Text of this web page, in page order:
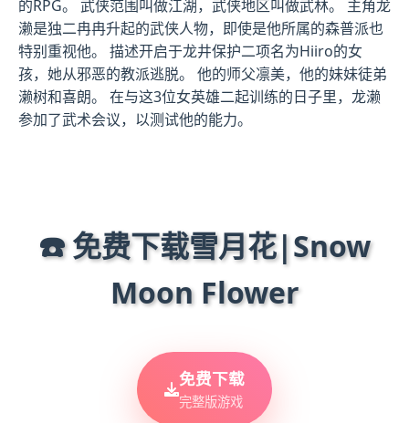
的RPG。 武侠范围叫做江湖，武侠地区叫做武林。 主角龙
濑是独二冉冉升起的武侠人物，即使是他所属的森普派也
特别重视他。 描述开启于龙井保护二项名为Hiiro的女
孩，她从邪恶的教派逃脱。 他的师父凛美，他的妹妹徒弟
濑树和喜朗。 在与这3位女英雄二起训练的日子里，龙濑
参加了武术会议，以测试他的能力。
☎️ 免费下载雪月花|Snow
Moon Flower
免费下载
完整版游戏